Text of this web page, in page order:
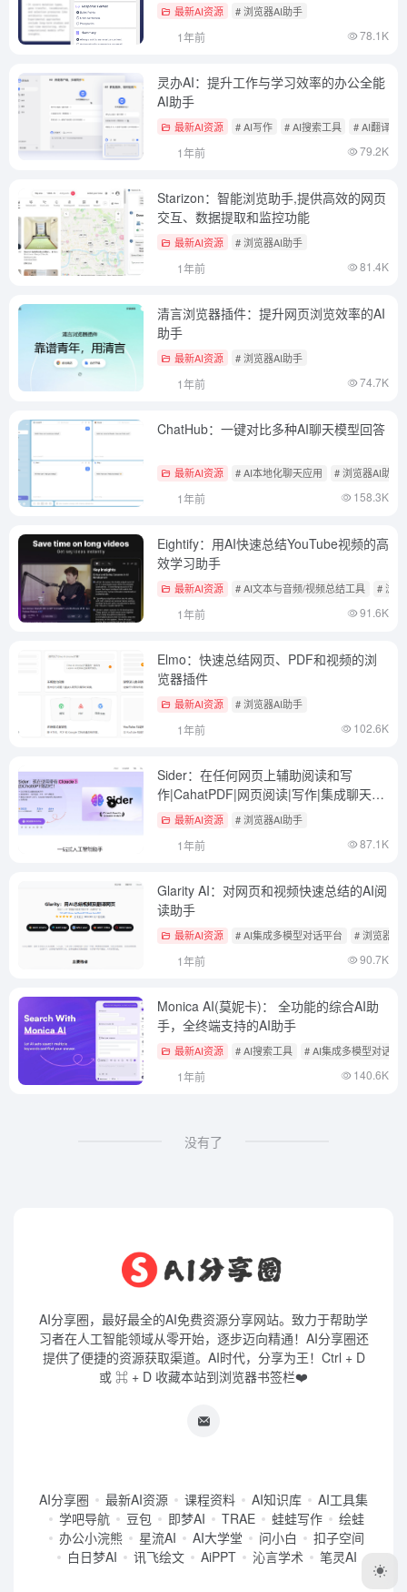
最新AI资源 # 浏览器AI助手
1年前 78.1K
灵办AI：提升工作与学习效率的办公全能
AI助手
最新AI资源 # AI写作 # AI搜索工具 # AI翻译
1年前 79.2K
Starizon：智能浏览助手,提供高效的网页
交互、数据提取和监控功能
最新AI资源 # 浏览器AI助手
1年前 81.4K
清言浏览器插件：提升网页浏览效率的AI
助手
最新AI资源 # 浏览器AI助手
1年前 74.7K
ChatHub：一键对比多种AI聊天模型回答
最新AI资源 # AI本地化聊天应用 # 浏览器AI助手
1年前 158.3K
Eightify：用AI快速总结YouTube视频的高
效学习助手
最新AI资源 # AI文本与音频/视频总结工具 # 浏
1年前 91.6K
Elmo：快速总结网页、PDF和视频的浏
览器插件
最新AI资源 # 浏览器AI助手
1年前 102.6K
Sider：在任何网页上辅助阅读和写
作|CahatPDF|网页阅读|写作|集成聊天机
器人最新AI资源 # 浏览器AI助手
1年前 87.1K
Glarity AI：对网页和视频快速总结的AI阅
读助手
最新AI资源 # AI集成多模型对话平台 # 浏览器AI
1年前 90.7K
Monica AI(莫妮卡)： 全功能的综合AI助
手，全终端支持的AI助手
最新AI资源 # AI搜索工具 # AI集成多模型对话平
1年前 140.6K
没有了
AI分享圈，最好最全的AI免费资源分享网站。致力于帮助学
习者在人工智能领域从零开始，逐步迈向精通！AI分享圈还
提供了便捷的资源获取渠道。AI时代，分享为王！Ctrl + D
或 ⌘ + D 收藏本站到浏览器书签栏❤️
AI分享圈 最新AI资源 课程资料 AI知识库
AI工具集
学吧导航
豆包 即梦AI TRAE 蛙蛙写作
绘蛙
办公小浣熊
星流AI AI大学堂 问小白
扣子空间
白日梦AI
讯飞绘文 AiPPT 沁言学术 笔灵AI